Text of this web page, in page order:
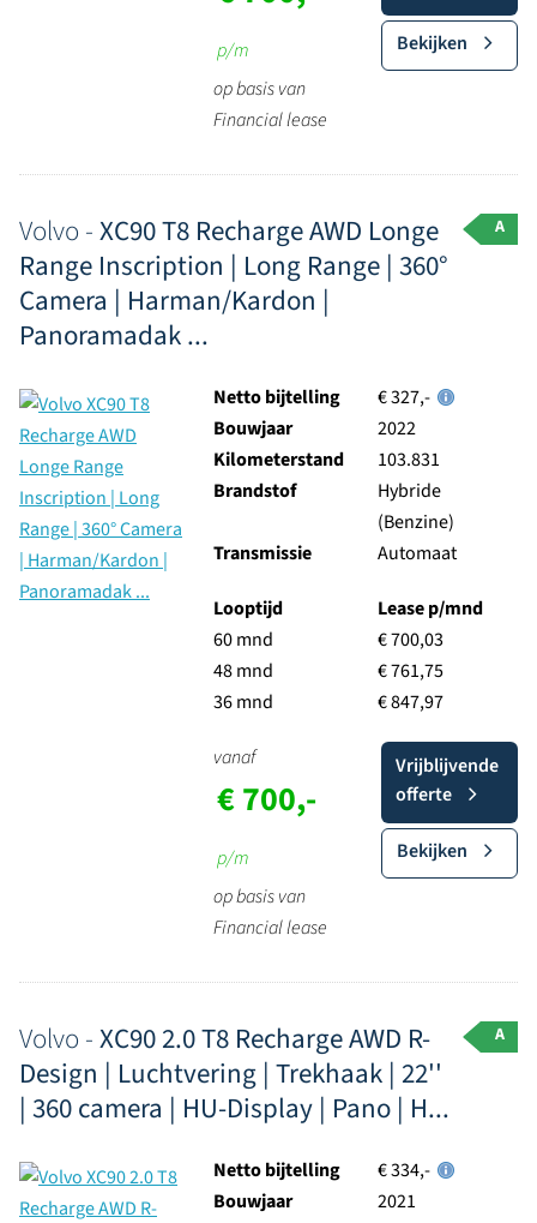
p/m
op basis van
Financial lease
Bekijken
Volvo -XC90 T8 Recharge AWD Longe
Range Inscription | Long Range | 360°
Camera | Harman/Kardon |
Panoramadak ...
A
Netto bijtelling
€ 327,-
Bouwjaar
2022
Kilometerstand
103.831
Brandstof
Hybride
(Benzine)
Transmissie
Automaat
Looptijd
60 mnd
48 mnd
36 mnd
Lease p/mnd
€ 700,03
€ 761,75
€ 847,97
vanaf
€ 700,-
p/m
op basis van
Financial lease
Vrijblijvende
offerte
Bekijken
Volvo -XC90 2.0 T8 Recharge AWD R-
Design | Luchtvering | Trekhaak | 22''
| 360 camera | HU-Display | Pano | H...
A
Netto bijtelling
€ 334,-
Bouwjaar
2021